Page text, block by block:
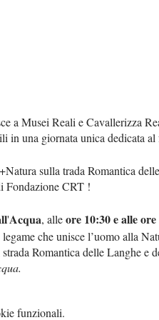
a Musei Reali e Cavallerizza
una giornata unica dedicata al
sulla trada Romantica
Fondazione CRT !
alleore 10:30 e alle
che unisce l’uomo alla
Romantica delle Langhe e
sua energia, come l’acqua, riesce
funzionali.